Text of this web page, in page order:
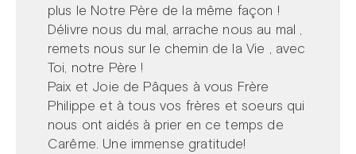
plus le Notre Père de la même façon !
Délivre nous du mal, arrache nous au mal ,
remets nous sur le chemin de la Vie , avec
Toi, notre Père !
Paix et Joie de Pâques à vous Frère
Philippe et à tous vos frères et soeurs qui
nous ont aidés à prier en ce temps de
Carême. Une immense gratitude!